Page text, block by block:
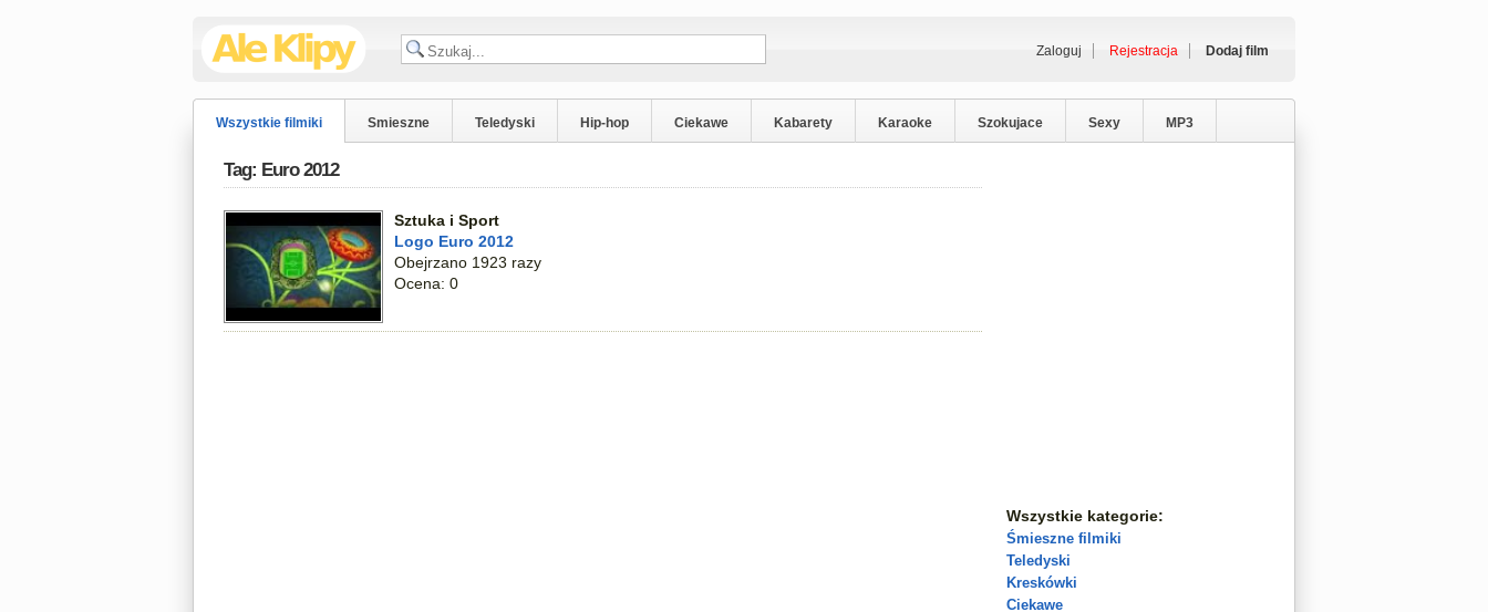
Zaloguj Rejestracja Dodaj film
Wszystkie filmiki Smieszne Teledyski Hip-hop Ciekawe Kabarety Karaoke Szokujace Sexy MP3
Tag: Euro 2012
Sztuka i Sport
Logo Euro 2012
Obejrzano 1923 razy
Ocena: 0
Wszystkie kategorie:
Śmieszne filmiki
Teledyski
Kreskówki
Ciekawe